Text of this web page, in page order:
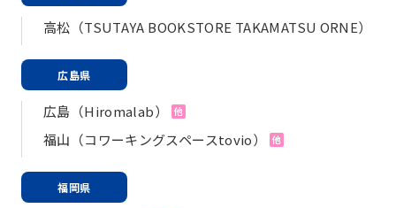
高松（TSUTAYA BOOKSTORE TAKAMATSU ORNE）
広島県
広島（Hiromalab） 他
福山（コワーキングスペースtovio） 他
福岡県